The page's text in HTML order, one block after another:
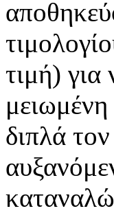
τιμή)
διπλά